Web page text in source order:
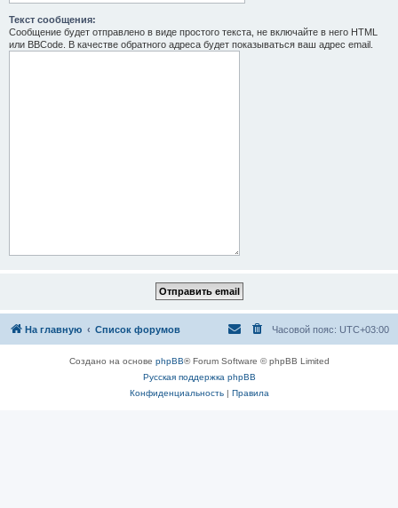
Текст сообщения:
Сообщение будет отправлено в виде простого текста, не включайте в него HTML
или BBCode. В качестве обратного адреса будет показываться ваш адрес email.
На главную Список форумов Часовой пояс: UTC+03:00
Создано на основе phpBB® Forum Software © phpBB Limited
Русская поддержка phpBB
Конфиденциальность| Правила